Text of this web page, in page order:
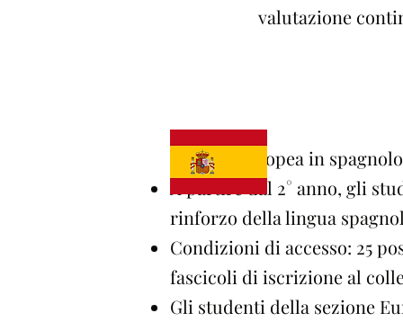
valutazione
Sezione europea in
A partire dal 2° anno, gli
rinforzo della lingua
Condizioni di accesso: 25
fascicoli di iscrizione al
Gli studenti della sezione